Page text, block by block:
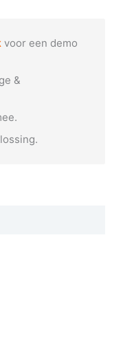
voor een demo
&